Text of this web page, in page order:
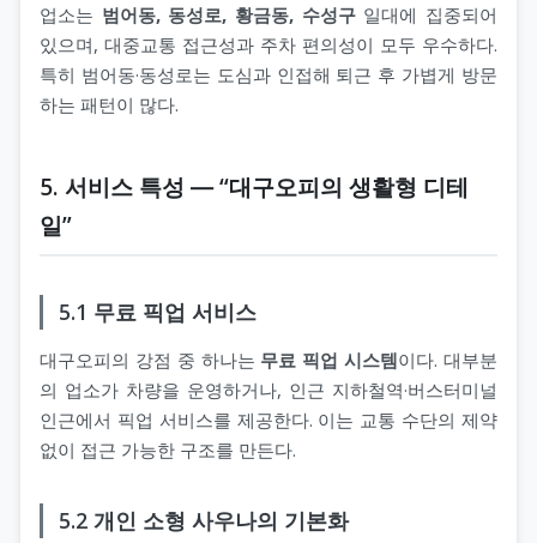
업소는 범어동, 동성로, 황금동, 수성구일대에 집중되어
있으며, 대중교통 접근성과 주차 편의성이 모두 우수하다.
특히 범어동·동성로는 도심과 인접해 퇴근 후 가볍게 방문
하는 패턴이 많다.
5. 서비스 특성 ― “대구오피의 생활형 디테
일”
5.1 무료 픽업 서비스
대구오피의 강점 중 하나는 무료 픽업 시스템이다. 대부분
의 업소가 차량을 운영하거나, 인근 지하철역·버스터미널
인근에서 픽업 서비스를 제공한다. 이는 교통 수단의 제약
없이 접근 가능한 구조를 만든다.
5.2 개인 소형 사우나의 기본화